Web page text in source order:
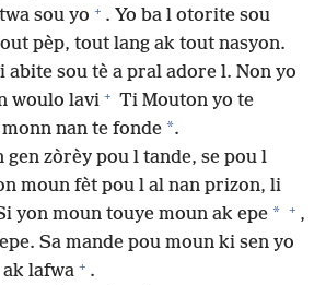
sou yo + . Yo ba l otorite sou
pèp, tout lang ak tout nasyon.
abite sou tè a pral adore l. Non yo
woulo lavi + Ti Mouton yo te
nan te fonde *.
gen zòrèy pou l tande, se pou l
moun fèt pou l al nan prizon, li
yon moun touye moun ak epe * + ,
Sa mande pou moun ki sen yo
ak lafwa + .